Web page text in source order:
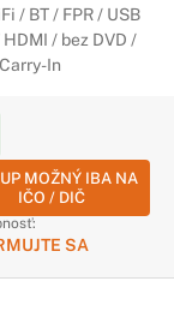
/ BT / FPR / USB
/ bez DVD /
In
MOŽNÝ IBA NA
IČO / DIČ
SA